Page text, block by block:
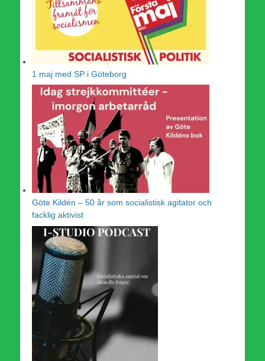
1 maj med SP i Göteborg
Göte Kildén – 50 år som socialistisk agitator och
facklig aktivist